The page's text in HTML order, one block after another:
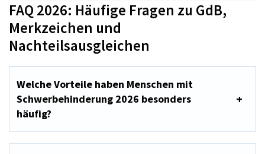
FAQ 2026: Häufige Fragen zu GdB,
Merkzeichen und
Nachteilsausgleichen
Welche Vorteile haben Menschen mit
Schwerbehinderung 2026 besonders
häufig?